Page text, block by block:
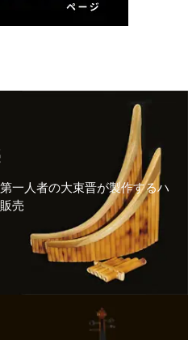
一人者の大束晋が製作するハ
売